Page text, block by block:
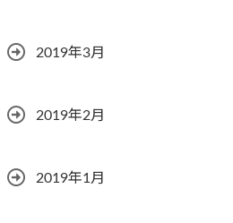
2019年3月
2019年2月
2019年1月